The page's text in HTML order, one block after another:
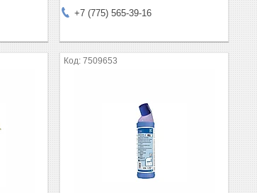
+7 (775) 565-39-16
7509653